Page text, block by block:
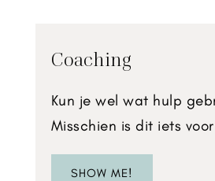
Coaching
Kun je wel wat hulp
Misschien is dit iets
SHOW ME!